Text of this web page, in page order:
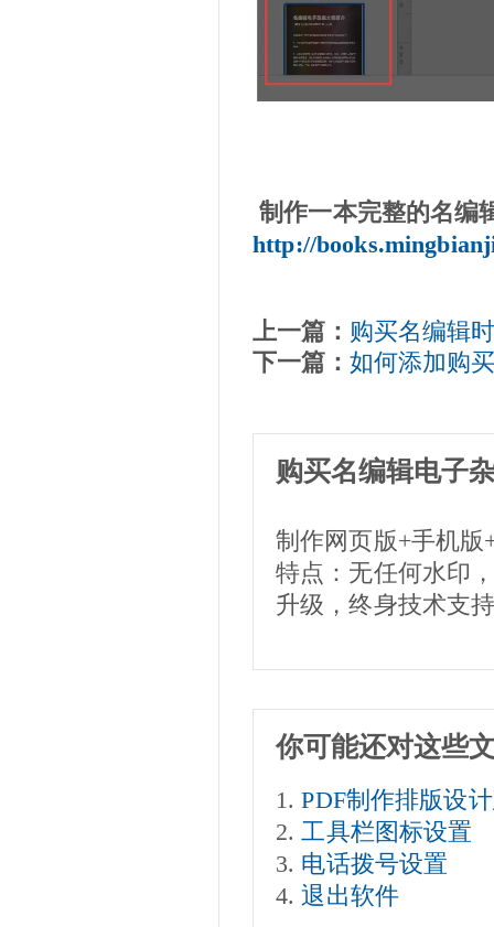
制作一本完整的名编
http://
上一篇： 购买名编辑
下一篇： 如何添加购
购买名编辑电子
制作网页版+手机版
特点：无任何水印
升级，终身技术支
你可能还对这些
PDF制作排版设
工具栏图标设置
电话拨号设置
退出软件